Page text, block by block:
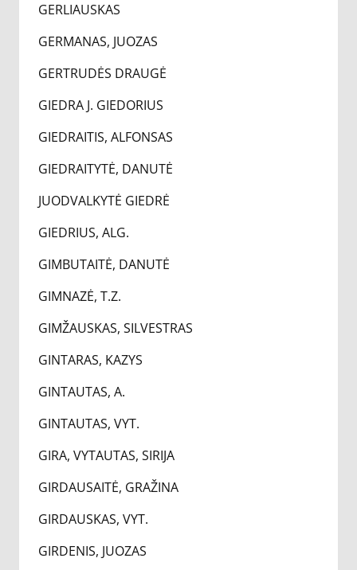
GERLIAUSKAS
GERMANAS, JUOZAS
GERTRUDĖS DRAUGĖ
GIEDRA J. GIEDORIUS
GIEDRAITIS, ALFONSAS
GIEDRAITYTĖ, DANUTĖ
JUODVALKYTĖ GIEDRĖ
GIEDRIUS, ALG.
GIMBUTAITĖ, DANUTĖ
GIMNAZĖ, T.Z.
GIMŽAUSKAS, SILVESTRAS
GINTARAS, KAZYS
GINTAUTAS, A.
GINTAUTAS, VYT.
GIRA, VYTAUTAS, SIRIJA
GIRDAUSAITĖ, GRAŽINA
GIRDAUSKAS, VYT.
GIRDENIS, JUOZAS